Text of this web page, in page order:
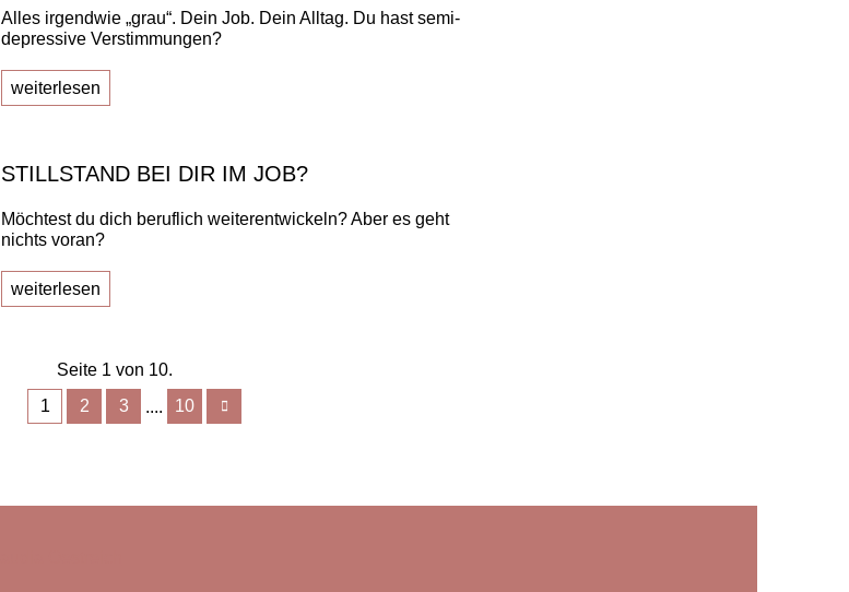
Alles irgendwie „grau“. Dein Job. Dein Alltag. Du hast semi-
depressive Verstimmungen?
weiterlesen
STILLSTAND BEI DIR IM JOB?
Möchtest du dich beruflich weiterentwickeln? Aber es geht
nichts voran?
weiterlesen
Seite 1 von 10.
1
2 3 .... 10